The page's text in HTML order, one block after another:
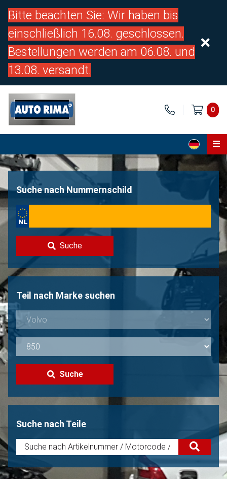
Bitte beachten Sie: Wir haben bis
einschließlich 16.08. geschlossen.
Bestellungen werden am 06.08. und
13.08. versandt.
0
Home
Über uns
Volvo Verkaufen?
Nicht gefunden?
Suche nach Nummernschild
Suche
Teil nach Marke suchen
Suche
Suche nach Teile